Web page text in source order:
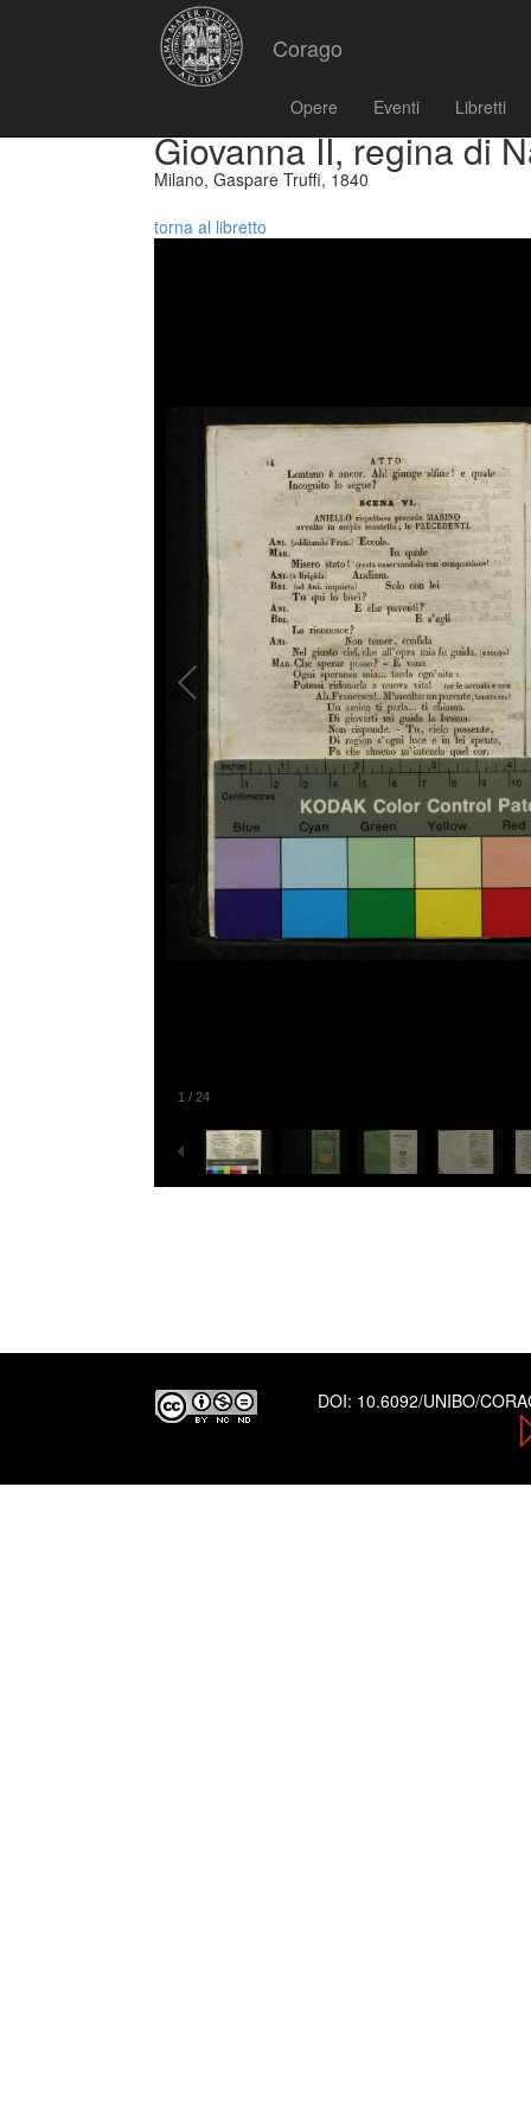
Corago
Opere Eventi Libretti
Giovanna II, regina di
Milano, Gaspare Truffi, 1840
torna al libretto
1 / 24
DOI: 10.6092/UNIBO/